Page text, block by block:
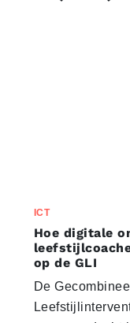
ICT
Hoe digitale
op de GLI
De